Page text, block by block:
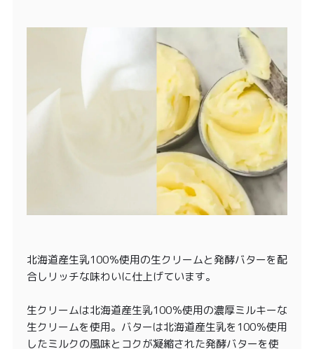
北海道産生乳100％使用の生クリームと発酵バターを配
合しリッチな味わいに仕上げています。
生クリームは北海道産生乳100％使用の濃厚ミルキーな
生クリームを使用。バターは北海道産生乳を100％使用
したミルクの風味とコクが凝縮された発酵バターを使